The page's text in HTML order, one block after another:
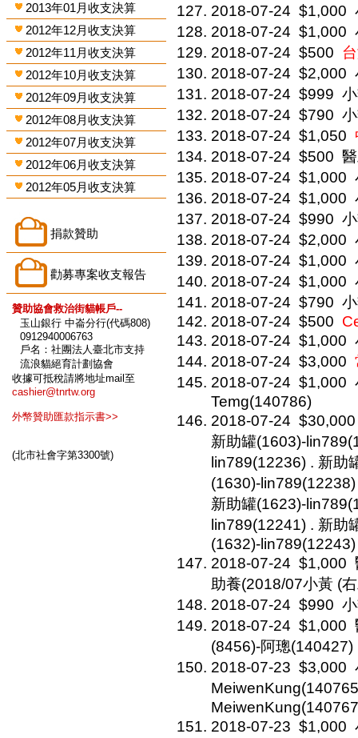
2013年01月收支決算
2012年12月收支決算
2012年11月收支決算
2012年10月收支決算
2012年09月收支決算
2012年08月收支決算
2012年07月收支決算
2012年06月收支決算
2012年05月收支決算
捐款贊助
勸募專案收支報告
贊助協會救治街貓帳戶--
玉山銀行 中崙分行(代碼808)
0912940006763
戶名：社團法人臺北市支持
流浪貓絕育計劃協會
收據可抵稅請將地址mail至
cashier@tnrtw.org
外幣贊助匯款指示書>>
(北市社會字第3300號)
2018-07-24 $1,000
2018-07-24 $1,000
2018-07-24 $500
2018-07-24 $2,000
2018-07-24 $999
2018-07-24 $790
2018-07-24 $1,050
2018-07-24 $500
2018-07-24 $1,000
2018-07-24 $1,000
2018-07-24 $990
2018-07-24 $2,000
2018-07-24 $1,000
2018-07-24 $1,000
2018-07-24 $790
2018-07-24 $500
2018-07-24 $1,000
2018-07-24 $3,000
2018-07-24 $1,000
Temg(140786)
2018-07-24 $30,000
新助罐(1603)-
lin789(12236) . 新助
(1630)-
新助罐(1623)-
lin789(12241) . 新助
(1632)-lin789(12243)
2018-07-24 $1,000
助養(2018/07小黃 (
2018-07-24 $990
2018-07-24 $1,000
(8456)-阿璁(140427)
2018-07-23 $3,000
2018-07-23 $1,000